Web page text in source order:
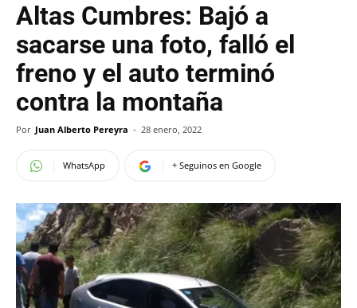
Altas Cumbres: Bajó a
sacarse una foto, falló el
freno y el auto terminó
contra la montaña
Por Juan Alberto Pereyra - 28 enero, 2022
WhatsApp + Seguinos en Google